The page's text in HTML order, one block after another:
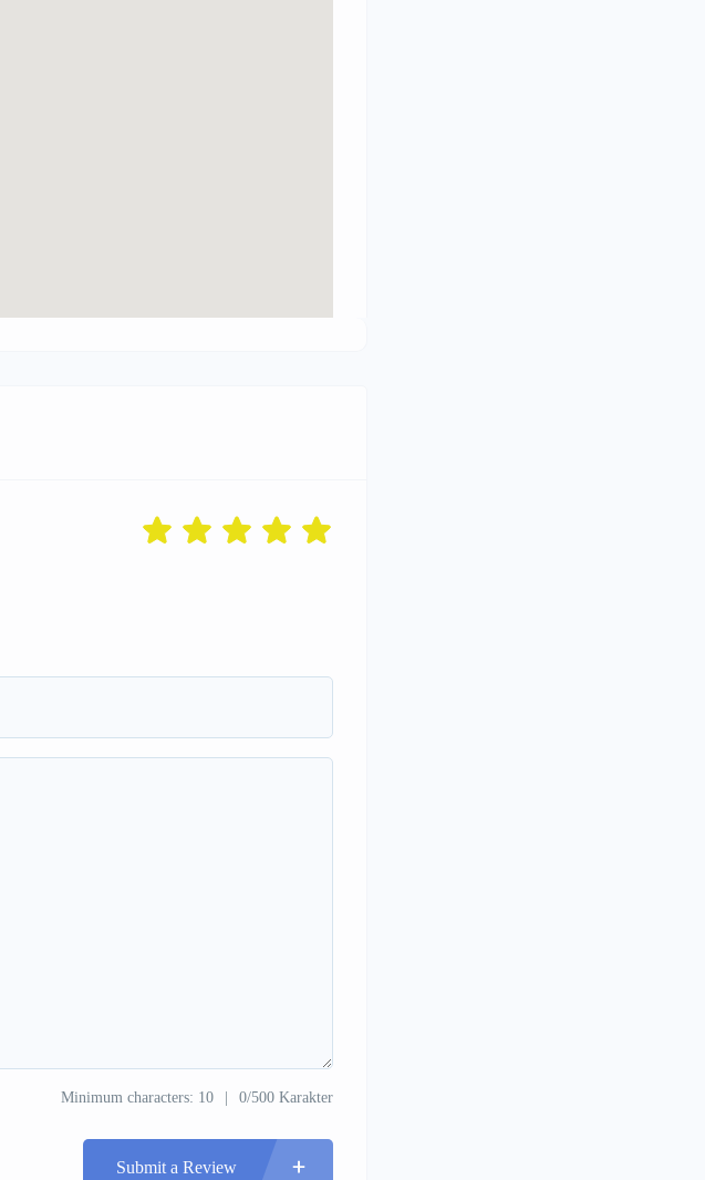
Minimum characters: 10 0/500 Karakter
Submit a Review